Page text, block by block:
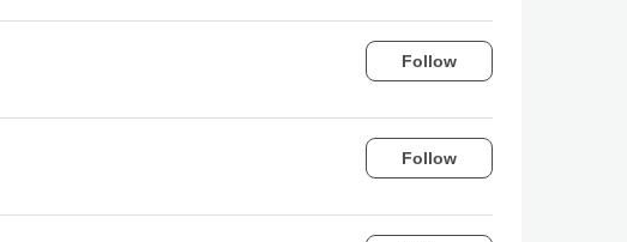
Follow
Follow